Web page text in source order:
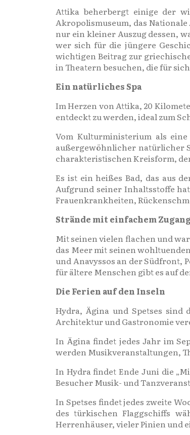
Attika beherbergt einige der
Akropolismuseum, das
nur ein kleiner Auszug dessen,
wer sich für die jüngere
wichtigen Beitrag zur
in Theatern besuchen, die für
Ein natürliches Spa
Im Herzen von Attika, 20
entdeckt zu werden, ideal zum
Vom Kulturministerium als
außergewöhnlicher natürlicher
charakteristischen Kreisform,
Es ist ein heißes Bad, das aus
Aufgrund seiner Inhaltsstoffe
Frauenkrankheiten,
Strände mit einfachem
Mit seinen vielen flachen und
das Meer mit seinen
und Anavyssos an der Südfront,
für ältere Menschen gibt es auf
Die Ferien auf den Inseln
Hydra, Ägina und Spetses
Architektur und Gastronomie
In Ägina findet jedes Jahr im
werden Musikveranstaltungen,
In Hydra findet Ende Juni die
Besucher Musik- und
In Spetses findet jedes zweite
des türkischen Flaggschiffs
Herrenhäuser, vieler Pinien und